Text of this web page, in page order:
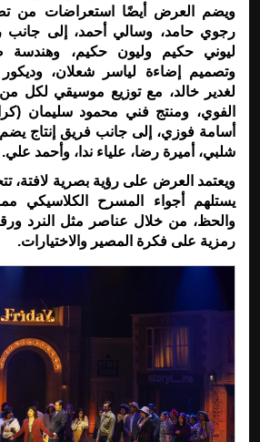
ويضم العرض أيضًا استعراضات من
رجوي حامد، وسالي أحمد، إلى
ليوني حكيم وليون حكيم، وهندسة
وتصميم إضاءة لياسر شعلان،
لغدير خالد، مع توزيع موسيقي لكل
الفوي، ومنتج فني محمود سليمان
أسامة فوزي، إلى جانب فريق إنتاج
شلبي، أميرة رضا، علياء ندا، وأحمد علي.
ويعتمد العرض على رؤية بصرية لافتة،
يستلهم أجواء المسرح الكلاسيكي
والحظ، من خلال عناصر مثل النرد
رمزية على فكرة المصير والاختيارات.